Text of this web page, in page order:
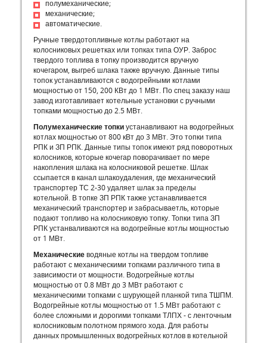
полумеханические;
механические;
автоматические.
Ручные твердотопливные котлы работают на
колосниковых решетках или топках типа ОУР. Заброс
твердого топлива в топку производится вручную
кочегаром, выгреб шлака также вручную. Данные типы
топок устанавливаются с водогрейными котлами
мощностью от 150, 200 КВт до 1 МВт. По спец заказу наш
завод изготавливает котельные установки с ручными
топками мощностью до 2.5 МВт.
Полумеханические топки устанавливают на водогрейных
котлах мощностью от 800 кВт до 3 МВт. Это топки типа
РПК и ЗП РПК. Данные типы топок имеют ряд поворотных
колосников, которые кочегар поворачивает по мере
накопления шлака на колосниковой решетке. Шлак
ссыпается в канал шлакоудаления, где механический
транспортер ТС 2-30 удаляет шлак за пределы
котельной. В топке ЗП РПК также устанавливается
механический транспортер и забрасываетль, которые
подают топливо на колосниковую топку. Топки типа ЗП
РПК устанваливаются на водогрейные котлы мощностью
от 1 МВт.
Механические водяные котлы на твердом топливе
работают с механическими топками различного типа в
зависимости от мощности. Водогрейные котлы
мощностью от 0.8 МВт до 3 МВт работают с
механическими топками с шурующей планкой типа ТШПМ.
Водогрейные котлы мощностью от 1.5 МВт работают с
более сложными и дорогими топками ТЛПХ - с ленточным
колосниковым полотном прямого хода. Для работы
данных промышленных водогрейных котлов в котельной